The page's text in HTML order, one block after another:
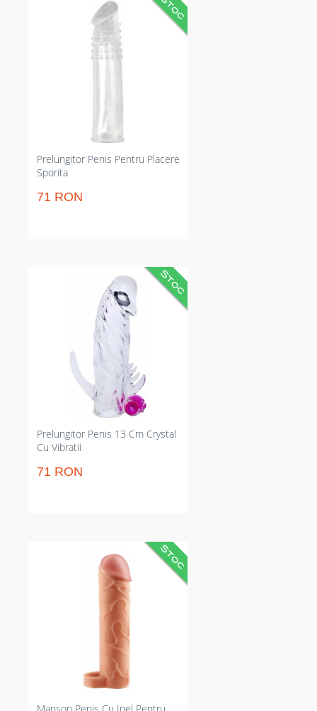
Prelungitor Penis Pentru Placere
Sporita
71 RON
Manson transparent care
sporește 7 cm de extindere și
intensifică stimularea. Textură
striată pentru excitare crescută și
material TPE excluzând ftalați.
Prelungitor Penis 13 Cm Crystal
Cu Vibratii
71 RON
Prelungitor penis străveziu care
completează 13 cm de penetrare
și textură reală. Pulsații integrate
pentru stârnire reciprocă și
material TPE elastic care menține
poziția. Reduce necesitatea
ajustărilor frecvente și crește
contactul pentru partenera ta în
timpul acțiunii intim elegant și
Prelungitor penis care adaugă 2.5
cm și augmentează diametrul cu
33%. Restrânge alunecarea și
prelungește actul carnal prin
inelul pentru testicule; material
flexibil Fanta Flesh, potrivit
pentru majoritatea penisurilor.
Potrivește pentru penetrare mai
adâncă și senzație de piele
naturală, fără compromisuri.